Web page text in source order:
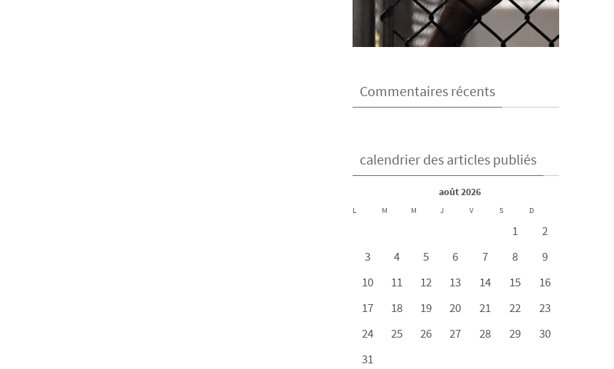
Commentaires récents
calendrier des articles publiés
août 2026
L M M J V S D
1
2
3
4 5 6 7 8
9
10
11 12 13 14 15
16
17
18 19 20 21 22
23
24
25 26 27 28 29
30
31